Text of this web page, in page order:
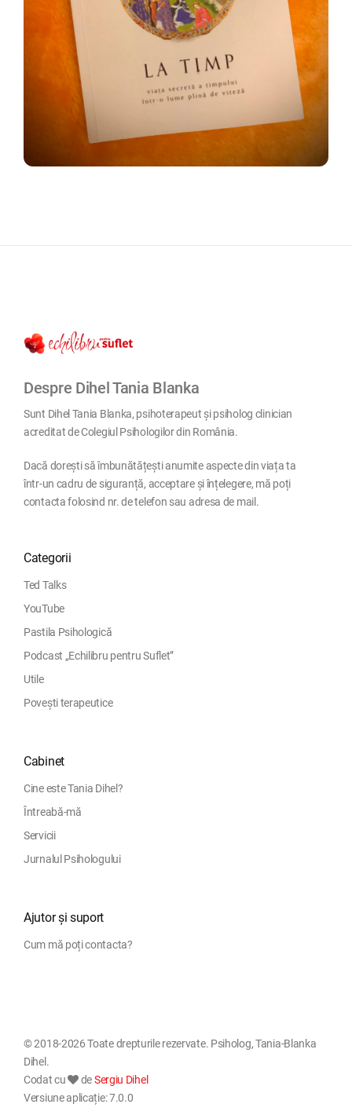
Despre Dihel Tania Blanka
Sunt Dihel Tania Blanka, psihoterapeut și psiholog clinician
acreditat de Colegiul Psihologilor din România.
Dacă dorești să îmbunătățești anumite aspecte din viața ta
într-un cadru de siguranță, acceptare și înțelegere, mă poți
contacta folosind nr. de telefon sau adresa de mail.
Categorii
Ted Talks
YouTube
Pastila Psihologică
Podcast „Echilibru pentru Suflet”
Utile
Povești terapeutice
Cabinet
Cine este Tania Dihel?
Întreabă-mă
Servicii
Jurnalul Psihologului
Ajutor și suport
Cum mă poți contacta?
© 2018-2026 Toate drepturile rezervate. Psiholog, Tania-Blanka
Dihel.
Codat cu
deSergiu Dihel
Versiune aplicație: 7.0.0